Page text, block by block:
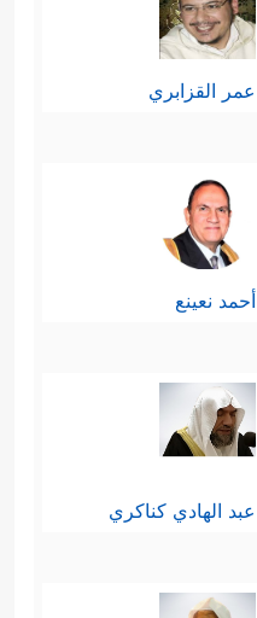
عمر القزابري
أحمد نعينع
عبد الهادي كناكري